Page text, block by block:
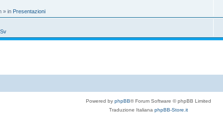
» in Presentazioni
Sv
Powered by phpBB® Forum Software © phpBB Limited
Traduzione Italiana phpBB-Store.it